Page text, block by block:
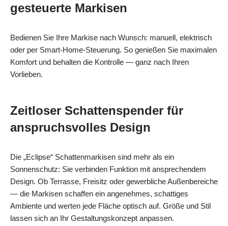
gesteuerte Markisen
Bedienen Sie Ihre Markise nach Wunsch: manuell, elektrisch
oder per Smart-Home-Steuerung. So genießen Sie maximalen
Komfort und behalten die Kontrolle — ganz nach Ihren
Vorlieben.
Zeitloser Schattenspender für
anspruchsvolles Design
Die „Eclipse“ Schattenmarkisen sind mehr als ein
Sonnenschutz: Sie verbinden Funktion mit ansprechendem
Design. Ob Terrasse, Freisitz oder gewerbliche Außenbereiche
— die Markisen schaffen ein angenehmes, schattiges
Ambiente und werten jede Fläche optisch auf. Größe und Stil
lassen sich an Ihr Gestaltungskonzept anpassen.